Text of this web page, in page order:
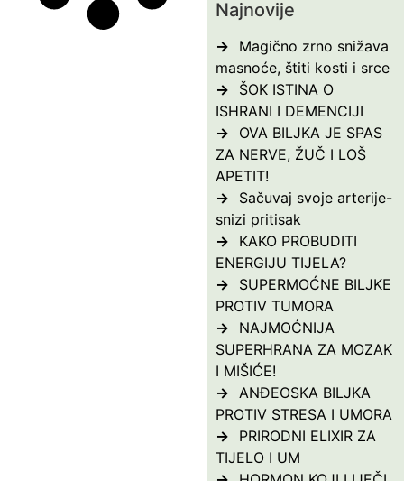
Najnovije
Magično zrno snižava
masnoće, štiti kosti i srce
ŠOK ISTINA O
ISHRANI I DEMENCIJI
OVA BILJKA JE SPAS
ZA NERVE, ŽUČ I LOŠ
APETIT!
Sačuvaj svoje arterije-
snizi pritisak
KAKO PROBUDITI
ENERGIJU TIJELA?
SUPERMOĆNE BILJKE
PROTIV TUMORA
NAJMOĆNIJA
SUPERHRANA ZA MOZAK
I MIŠIĆE!
ANĐEOSKA BILJKA
PROTIV STRESA I UMORA
PRIRODNI ELIXIR ZA
TIJELO I UM